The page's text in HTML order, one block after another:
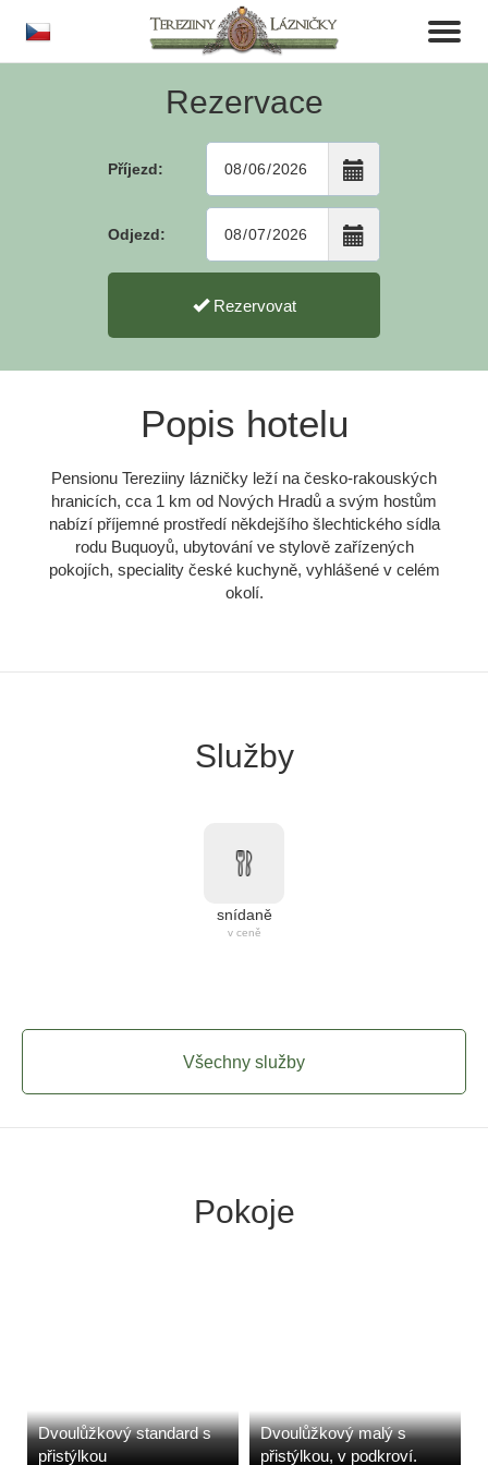
Toggle
Rezervace
Příjezd:
Odjezd:
Rezervovat
Popis hotelu
Pensionu Tereziiny lázničky leží na česko-rakouských
hranicích, cca 1 km od Nových Hradů a svým hostům
nabízí příjemné prostředí někdejšího šlechtického sídla
rodu Buquoyů, ubytování ve stylově zařízených
pokojích, speciality české kuchyně, vyhlášené v celém
okolí.
Služby
snídaně
v ceně
Všechny služby
Pokoje
Dvoulůžkový standard s
přistýlkou
Dvoulůžkový malý s
přistýlkou, v podkroví.